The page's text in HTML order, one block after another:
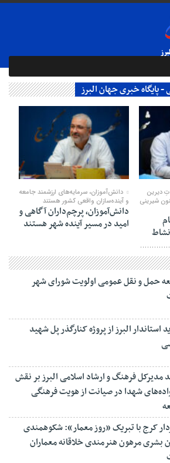
- پایگاه خبری جهان البرز
دیرین
شیرینی
04 نوامبر 2025
دانش‌آموزان، سرمایه‌های ارزشمند جامعه
و آینده‌سازان واقعی کشور هستند
دانش‌آموزان، پرچم‌داران آگاهی و
امید در مسیر آینده شهر هستند
حمل و نقل عمومی اولویت شورای شهر
استاندار البرز از پروژه کنارگذر پل شهید
مدیرکل فرهنگ و ارشاد اسلامی البرز بر نقش
شهدا در صیانت از هویت فرهنگی
کرج با تبریک «روز معمار»: شکوهمندی
بشری مرهون هنرمندی خلاقانه معماران